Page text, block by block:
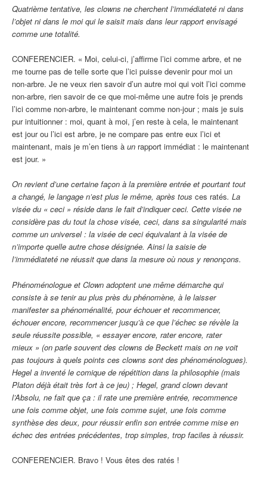
Quatrième tentative, les clowns ne cherchent l’immédiateté ni dans
l’objet ni dans le moi qui le saisit mais dans leur rapport envisagé
comme une totalité.
CONFERENCIER. « Moi, celui-ci, j’affirme l’ici comme arbre, et ne
me tourne pas de telle sorte que l’ici puisse devenir pour moi un
non-arbre. Je ne veux rien savoir d’un autre moi qui voit l’ici comme
non-arbre, rien savoir de ce que moi-même une autre fois je prends
l’ici comme non-arbre, le maintenant comme non-jour ; mais je suis
pur intuitionner : moi, quant à moi, j’en reste à cela, le maintenant
est jour ou l’ici est arbre, je ne compare pas entre eux l’ici et
maintenant, mais je m’en tiens à un rapport immédiat : le maintenant
est jour. »
On revient d’une certaine façon à la première entrée et pourtant tout
a changé, le langage n’est plus le même, après tous ces ratés. La
visée du « ceci » réside dans le fait d’indiquer ceci. Cette visée ne
considère pas du tout la chose visée, ceci, dans sa singularité mais
comme un universel : la visée de ceci équivalant à la visée de
n’importe quelle autre chose désignée. Ainsi la saisie de
l’immédiateté ne réussit que dans la mesure où nous y renonçons.
Phénoménologue et Clown adoptent une même démarche qui
consiste à se tenir au plus près du phénomène, à le laisser
manifester sa phénoménalité, pour échouer et recommencer,
échouer encore, recommencer jusqu’à ce que l’échec se révèle la
seule réussite possible, « essayer encore, rater encore, rater
mieux » (on parle souvent des clowns de Beckett mais on ne voit
pas toujours à quels points ces clowns sont des phénoménologues).
Hegel a inventé le comique de répétition dans la philosophie (mais
Platon déjà était très fort à ce jeu) ; Hegel, grand clown devant
l’Absolu, ne fait que ça : il rate une première entrée, recommence
une fois comme objet, une fois comme sujet, une fois comme
synthèse des deux, pour réussir enfin son entrée comme mise en
échec des entrées précédentes, trop simples, trop faciles à réussir.
CONFERENCIER. Bravo ! Vous êtes des ratés !